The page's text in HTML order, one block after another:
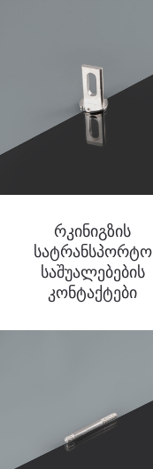
Რკინიგზის
Სატრანსპორტო
Საშუალებების
Კონტაქტები